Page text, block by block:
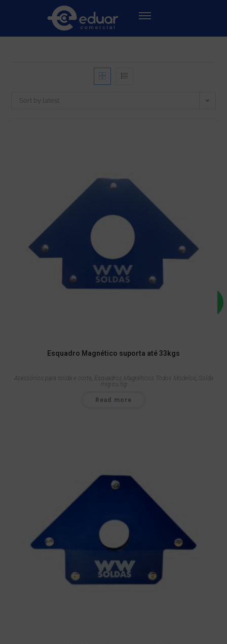
Sort by latest
Esquadro Magnético suporta até 33kgs
Acessórios para solda e corte, Esquadros Magnéticos Todos Modelos , Solda
mig ou tig
Read more